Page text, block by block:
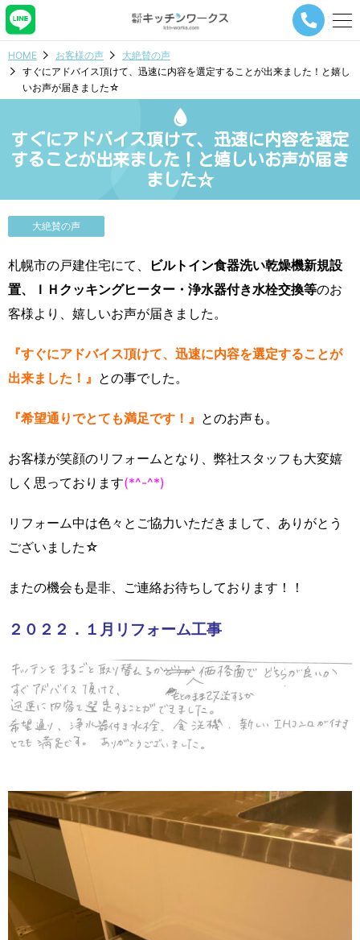
メ
ー
ビ
シ
ョ
ン
タ
HOME お客様の声
大絶賛の声
すぐにアドバイス頂けて、迅速に内容を選定することが出来ました！と嬉し
いお声が届きました☆
すぐにアドバイス頂けて、迅速に内容を選定
することが出来ました！と嬉しいお声が届き
ました☆
大絶賛の声
札幌市の戸建住宅にて、
ビルトイン食器洗い乾燥機新規設
置、ＩＨクッキングヒーター・浄水器付き水栓交換等のお
客様より、嬉しいお声が届きました。
『すぐにアドバイス頂けて、迅速に内容を選定することが
出来ました！』 との事でした。
『希望通りでとても満足です！』 とのお声も。
お客様が笑顔のリフォームとなり、弊社スタッフも大変嬉
しく思っております(*^-^*)
リフォーム中は色々とご協力いただきまして、ありがとう
ございました☆
またの機会も是非、ご連絡お待ちしております！！
２０２２．１月リフォーム工事